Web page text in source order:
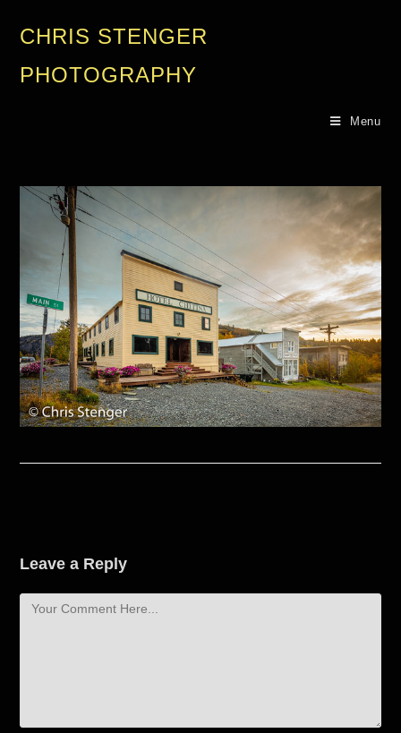
CHRIS STENGER
PHOTOGRAPHY
Menu
Leave a Reply